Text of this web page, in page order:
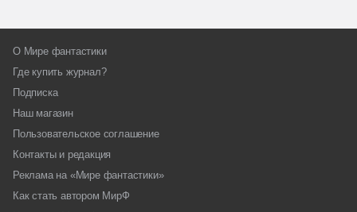
О Мире фантастики
Где купить журнал?
Подписка
Наш магазин
Пользовательское соглашение
Контакты и редакция
Реклама на «Мире фантастики»
Как стать автором МирФ